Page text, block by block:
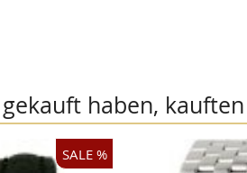
haben,
SALE %